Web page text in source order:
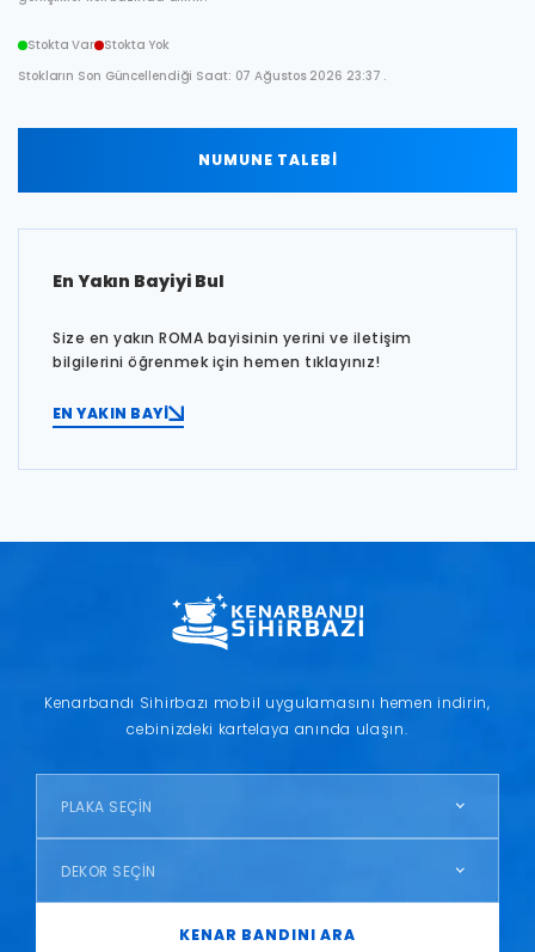
Stokta Var
Stokta Yok
Stokların Son Güncellendiği Saat: 07 Ağustos 2026 23:37 .
NUMUNE TALEBİ
En Yakın Bayiyi Bul
Size en yakın ROMA bayisinin yerini ve iletişim
bilgilerini öğrenmek için hemen tıklayınız!
EN YAKIN BAYİ
Kenarbandı Sihirbazı mobil uygulamasını hemen indirin,
cebinizdeki kartelaya anında ulaşın.
PLAKA SEÇİN
DEKOR SEÇİN
KENAR BANDINI ARA